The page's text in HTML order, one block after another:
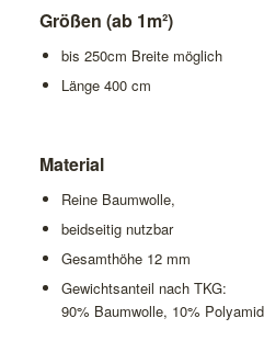
Größen (ab 1m²)
bis 250cm Breite möglich
Länge 400 cm
Material
Reine Baumwolle,
beidseitig nutzbar
Gesamthöhe 12 mm
Gewichtsanteil nach TKG:
90% Baumwolle, 10% Polyamid